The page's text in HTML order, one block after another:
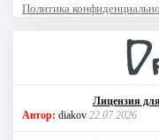
Политика
Лицензия
Автор: diakov 22.07.2026